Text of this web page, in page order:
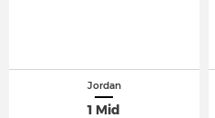
Jordan
1 Mid